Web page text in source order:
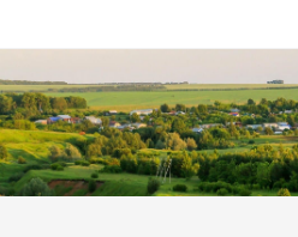
к
содержимому